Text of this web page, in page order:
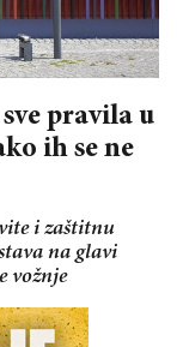
pravila u
ih se ne
i zaštitnu
na glavi
vožnje